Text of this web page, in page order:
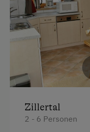
Am Betrieb
Garten/Wiese
Hausgarten
Mithilfe am Hof
Zillertal
2 - 6 Personen